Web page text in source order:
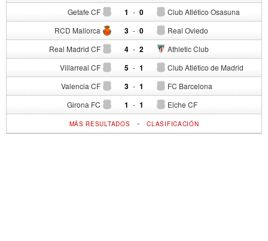
Getafe CF 1 - Club Atlético Osasuna
0
RCD Mallorca 3 - Real Oviedo
0
Real Madrid CF 4 - Athletic Club
2
Villarreal CF 5 - Club Atlético de Madrid
1
Valencia CF 3 - FC Barcelona
1
Girona FC 1 - Elche CF
1
MÁS RESULTADOS -CLASIFICACIÓN